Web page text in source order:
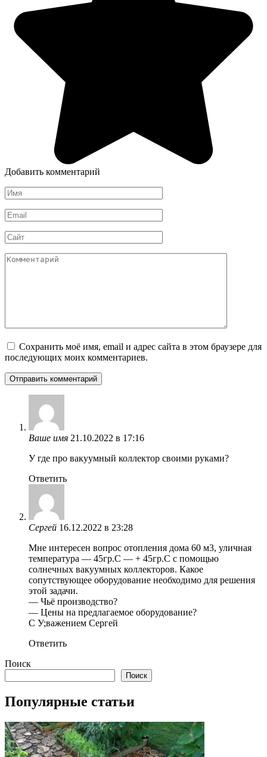
Добавить комментарий
Имя
*
Email
*
Сайт
Комментарий
Сохранить моё имя, email и адрес сайта в этом браузере для
последующих моих комментариев.
Ваше имя 21.10.2022 в 17:16
У где про вакуумный коллектор своими руками?
Ответить
Сергей 16.12.2022 в 23:28
Мне интересен вопрос отопления дома 60 м3, уличная
температура — 45гр.С — + 45гр.С с помощью
солнечных вакуумных коллекторов. Какое
сопутствующее оборудование необходимо для решения
этой задачи.
— Чьё производство?
— Цены на предлагаемое оборудование?
С У;важением Сергей
Ответить
Поиск
Поиск
Популярные статьи